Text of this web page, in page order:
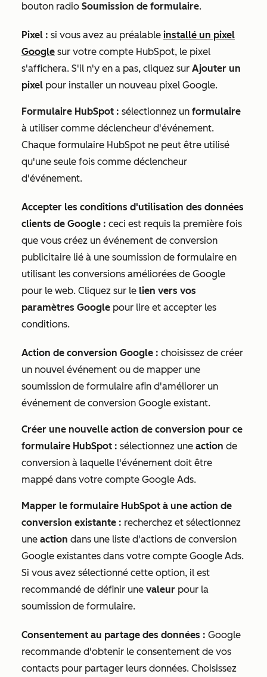
bouton radio Soumission de formulaire.
Pixel : si vous avez au préalable installé un pixel
Google sur votre compte HubSpot, le pixel
s'affichera. S'il n'y en a pas, cliquez sur Ajouter un
pixel pour installer un nouveau pixel Google.
Formulaire HubSpot : sélectionnez un formulaire
à utiliser comme déclencheur d'événement.
Chaque formulaire HubSpot ne peut être utilisé
qu'une seule fois comme déclencheur
d'événement.
Accepter les conditions d'utilisation des données
clients de Google : ceci est requis la première fois
que vous créez un événement de conversion
publicitaire lié à une soumission de formulaire en
utilisant les conversions améliorées de Google
pour le web. Cliquez sur le lien vers vos
paramètres Google pour lire et accepter les
conditions.
Action de conversion Google : choisissez de créer
un nouvel événement ou de mapper une
soumission de formulaire afin d'améliorer un
événement de conversion Google existant.
Créer une nouvelle action de conversion pour ce
formulaire HubSpot : sélectionnez une action de
conversion à laquelle l'événement doit être
mappé dans votre compte Google Ads.
Mapper le formulaire HubSpot à une action de
conversion existante : recherchez et sélectionnez
une action dans une liste d'actions de conversion
Google existantes dans votre compte Google Ads.
Si vous avez sélectionné cette option, il est
recommandé de définir une valeur pour la
soumission de formulaire.
Consentement au partage des données : Google
recommande d'obtenir le consentement de vos
contacts pour partager leurs données. Choisissez